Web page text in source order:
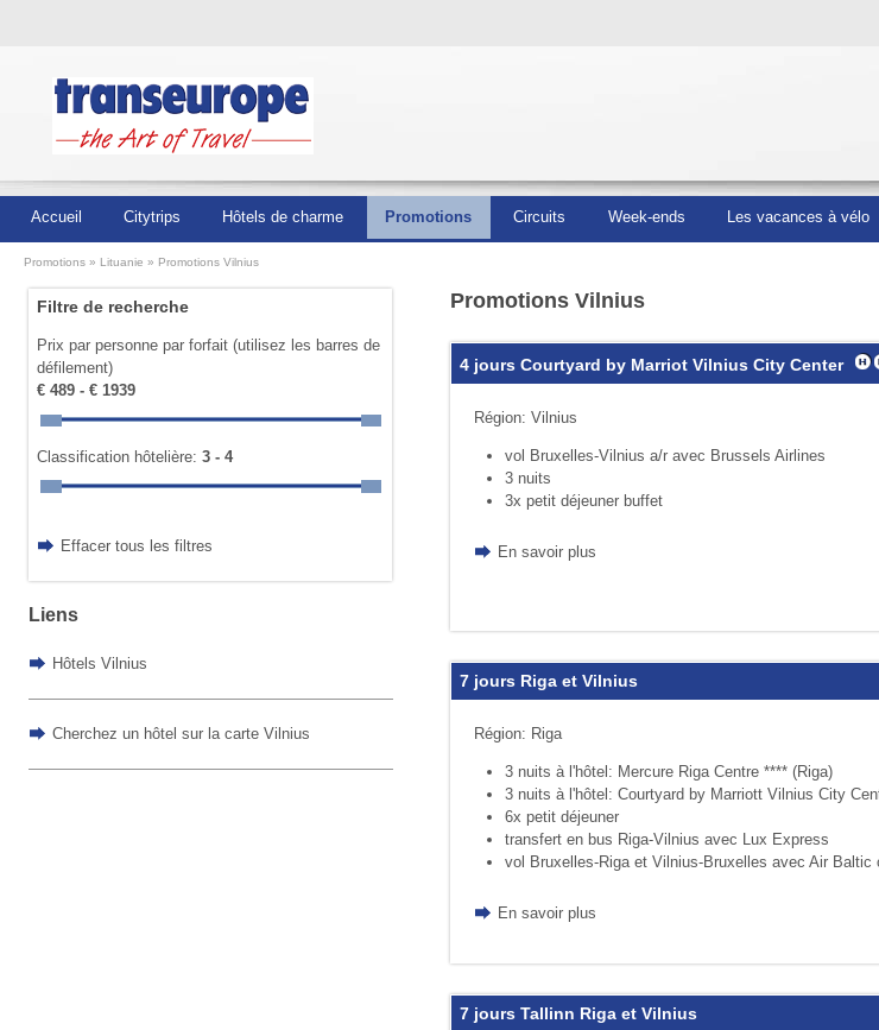
Accueil Citytrips Hôtels de charme Promotions Circuits Week-ends Les vacances à vélo
Promotions Lituanie Promotions Vilnius
Filtre de recherche
Prix par personne par forfait (utilisez les barres de
défilement)
€ 489 - € 1939
Classification hôtelière:3 - 4
Effacer tous les filtres
Liens
Hôtels Vilnius
Cherchez un hôtel sur la carte Vilnius
Promotions Vilnius
4 jours Courtyard by Marriot Vilnius City Center
Région: Vilnius
vol Bruxelles-Vilnius a/r avec Brussels Airlines
3 nuits
3x petit déjeuner buffet
En savoir plus
7 jours Riga et Vilnius
Région: Riga
3 nuits à l'hôtel: Mercure Riga Centre **** (Riga)
3 nuits à l'hôtel: Courtyard by Marriott Vilnius City
6x petit déjeuner
transfert en bus Riga-Vilnius avec Lux Express
vol Bruxelles-Riga et Vilnius-Bruxelles avec Air Baltic
En savoir plus
7 jours Tallinn Riga et Vilnius